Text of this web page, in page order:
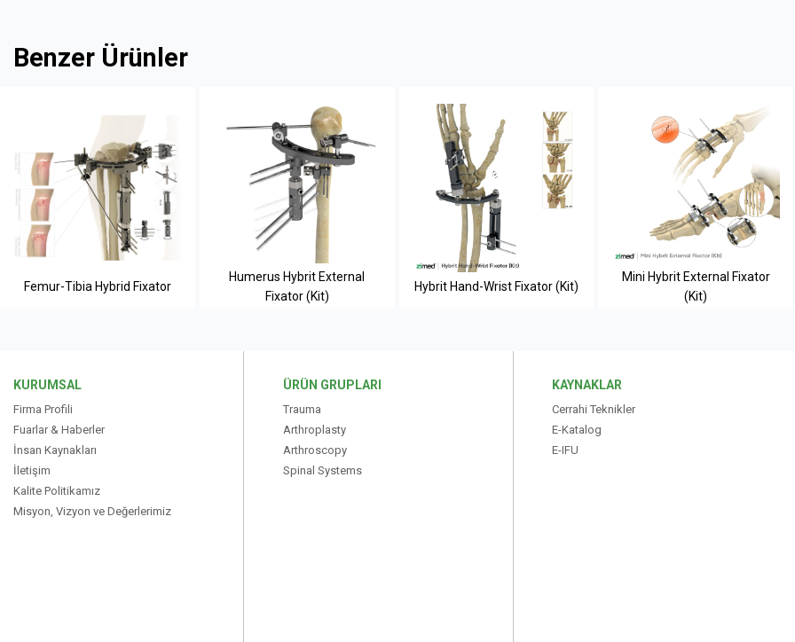
Benzer Ürünler
Femur-Tibia Hybrid Fixator
Humerus Hybrit External
Fixator (Kit)
Hybrit Hand-Wrist Fixator (Kit)
Mini Hybrit External Fixator
(Kit)
KURUMSAL
Firma Profili
Fuarlar & Haberler
İnsan Kaynakları
İletişim
Kalite Politikamız
Misyon, Vizyon ve Değerlerimiz
ÜRÜN GRUPLARI
Trauma
Arthroplasty
Arthroscopy
Spinal Systems
KAYNAKLAR
Cerrahi Teknikler
E-Katalog
E-IFU